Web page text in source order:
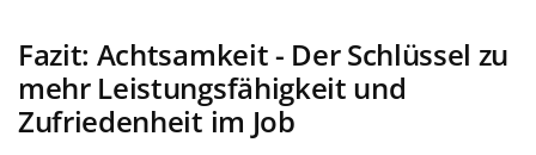
Fazit: Achtsamkeit - Der Schlüssel zu
mehr Leistungsfähigkeit und
Zufriedenheit im Job